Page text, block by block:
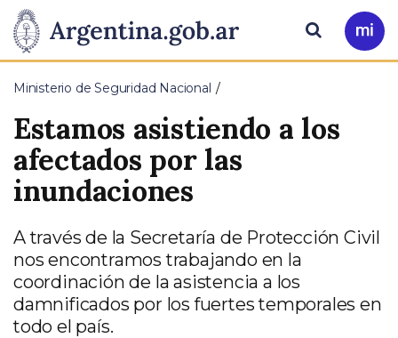
Presidencia
de
la
Nación
Pasar al contenido principal
Ir
a
Buscar
Ministerio de Seguridad Nacional
Estamos asistiendo a los
afectados por las
inundaciones
A través de la Secretaría de Protección Civil
nos encontramos trabajando en la
coordinación de la asistencia a los
damnificados por los fuertes temporales en
todo el país.